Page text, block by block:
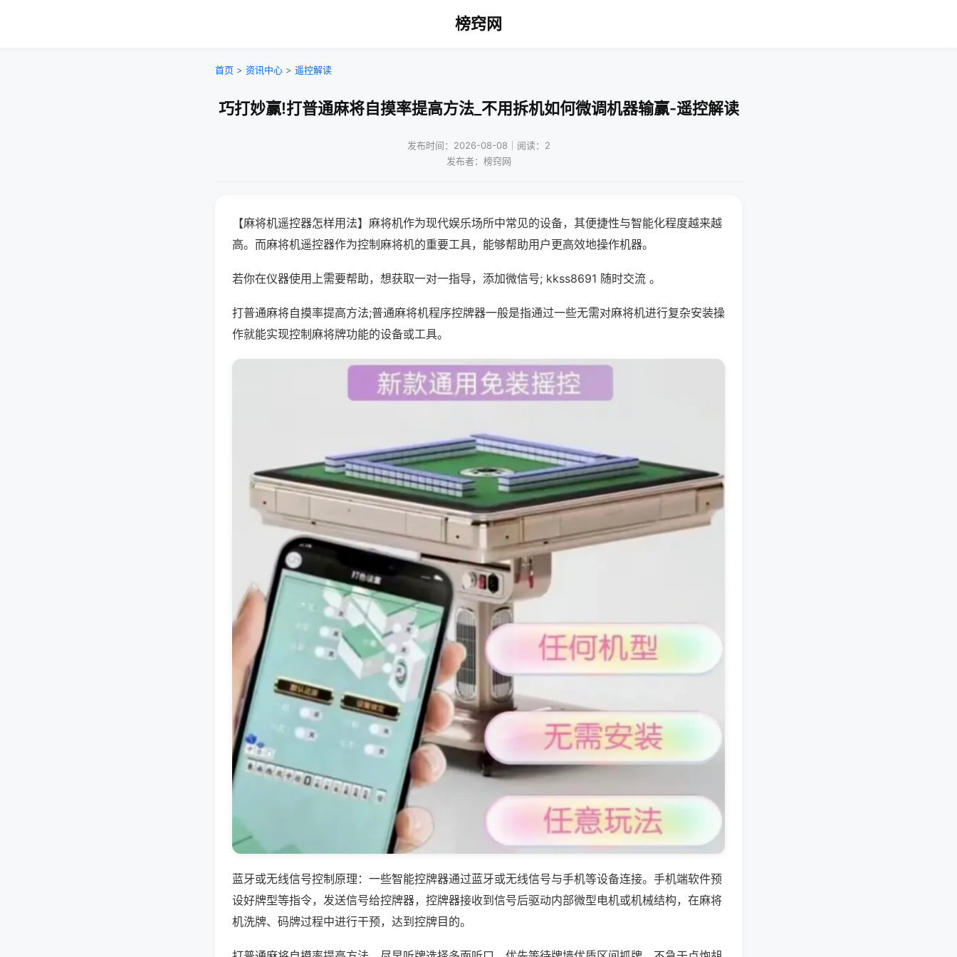
榜窍网
首页 > 资讯中心 > 遥控解读
巧打妙赢!打普通麻将自摸率提高方法_不用拆机如何微调机器输赢-遥控解读
发布时间：2026-08-08｜阅读：2
发布者：榜窍网
【麻将机遥控器怎样用法】麻将机作为现代娱乐场所中常见的设备，其便捷性与智能化程度越来越
高。而麻将机遥控器作为控制麻将机的重要工具，能够帮助用户更高效地操作机器。
若你在仪器使用上需要帮助，想获取一对一指导，添加微信号; kkss8691 随时交流 。
打普通麻将自摸率提高方法;普通麻将机程序控牌器一般是指通过一些无需对麻将机进行复杂安装操
作就能实现控制麻将牌功能的设备或工具。
蓝牙或无线信号控制原理：一些智能控牌器通过蓝牙或无线信号与手机等设备连接。手机端软件预
设好牌型等指令，发送信号给控牌器，控牌器接收到信号后驱动内部微型电机或机械结构，在麻将
机洗牌、码牌过程中进行干预，达到控牌目的。